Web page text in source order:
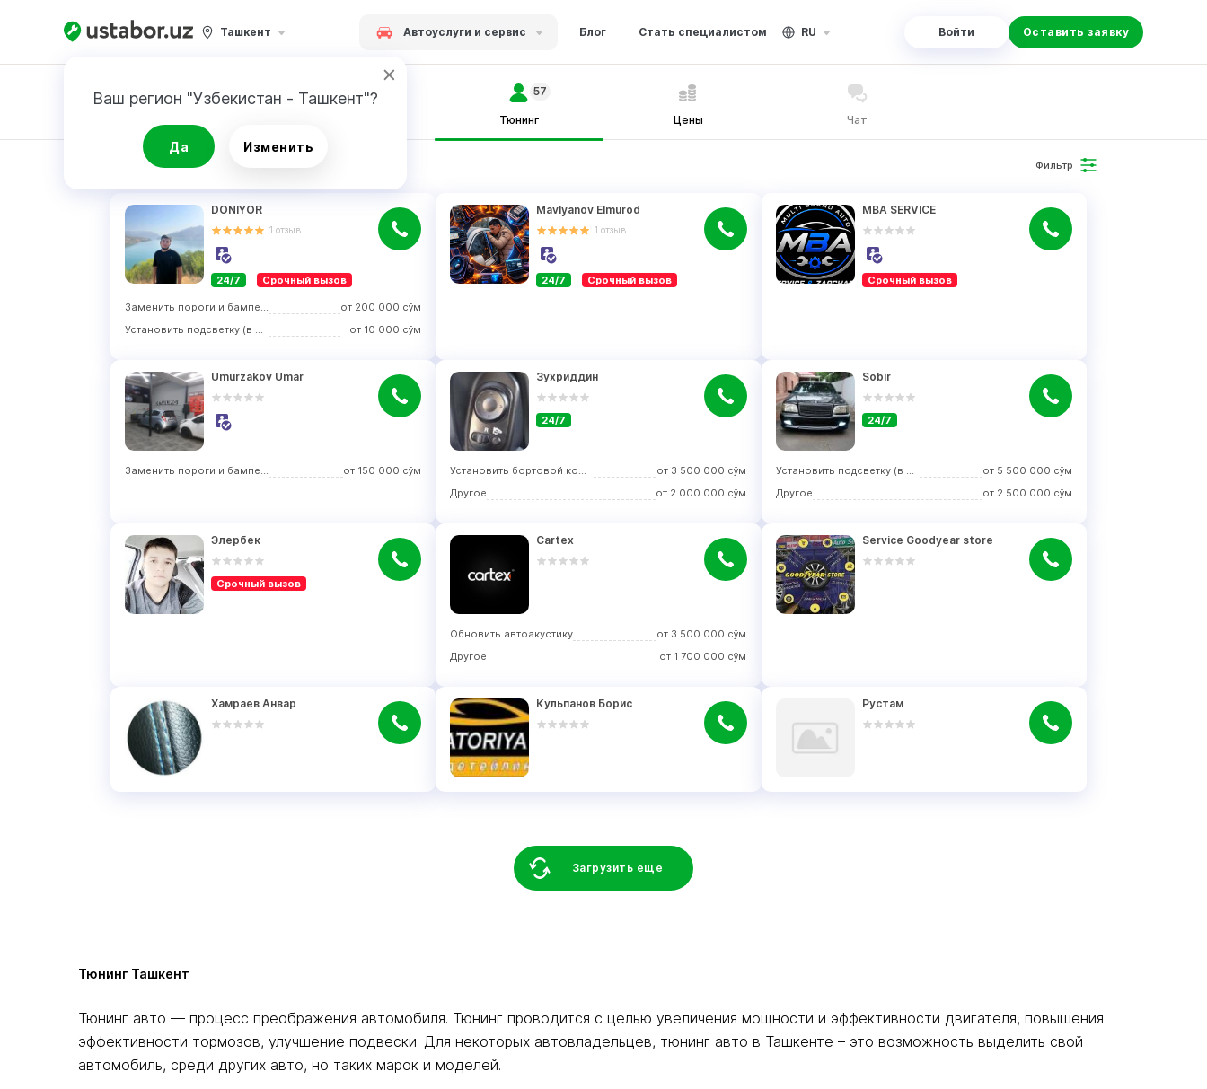
Ташкент Автоуслуги и сервис Блог Стать специалистом RU Войти Оставить заявку
Ваш регион "Узбекистан - Ташкент"?
Да Изменить
Тюнинг
57
Цены Чат
РЕЗУЛЬТАТ Фильтр
DONIYOR
1 отзыв
24/7 Срочный вызов
Заменить пороги и бамперы от 200 000 сўм
Установить подсветку (в салоне, на элементы кузова)
от 10 000 сўм
Mavlyanov Elmurod
1отзыв
24/7 Срочный вызов
MBA SERVICE
Срочный вызов
Umurzakov Umar
Заменить пороги и бамперы от 150 000 сўм
Зухриддин
24/7
Установить бортовой компьютер от 3 500 000 сўм
Другое
от 2 000 000 сўм
Sobir
24/7
Установить подсветку (в салоне, на элементы кузова) от 5 500 000 сўм
Другое
от 2 500 000 сўм
Элербек
Срочный вызов
Cartex
Обновить автоакустику от 3 500 000 сўм
Другое
от 1 700 000 сўм
Service Goodyear store
Хамраев Анвар Кульпанов Борис Рустам
Загрузить еще
Тюнинг Ташкент
Тюнинг авто — процесс преображения автомобиля. Тюнинг проводится с целью увеличения мощности и эффективности двигателя, повышения
эффективности тормозов, улучшение подвески. Для некоторых автовладельцев, тюнинг авто в Ташкенте – это возможность выделить свой
автомобиль, среди других авто, но таких марок и моделей.